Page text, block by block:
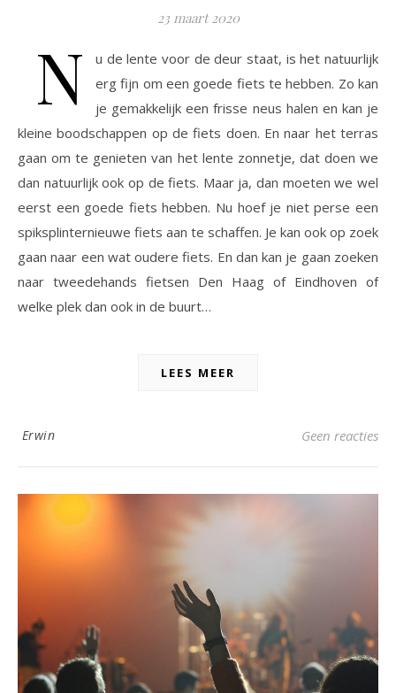
23 maart 2020
N
u de lente voor de deur staat, is het natuurlijk
erg fijn om een goede fiets te hebben. Zo kan
je gemakkelijk een frisse neus halen en kan je
kleine boodschappen op de fiets doen. En naar het terras
gaan om te genieten van het lente zonnetje, dat doen we
dan natuurlijk ook op de fiets. Maar ja, dan moeten we wel
eerst een goede fiets hebben. Nu hoef je niet perse een
spiksplinternieuwe fiets aan te schaffen. Je kan ook op zoek
gaan naar een wat oudere fiets. En dan kan je gaan zoeken
naar tweedehands fietsen Den Haag of Eindhoven of
welke plek dan ook in de buurt…
LEES MEER
Erwin Geen reacties